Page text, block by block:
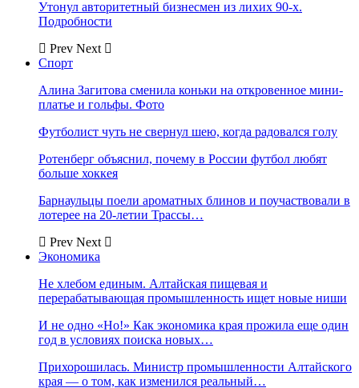
Утонул авторитетный бизнесмен из лихих 90-х.
Подробности
Prev Next
Спорт
Алина Загитова сменила коньки на откровенное мини-
платье и гольфы. Фото
Футболист чуть не свернул шею, когда радовался голу
Ротенберг объяснил, почему в России футбол любят
больше хоккея
Барнаульцы поели ароматных блинов и поучаствовали в
лотерее на 20-летии Трассы…
Prev Next
Экономика
Не хлебом единым. Алтайская пищевая и
перерабатывающая промышленность ищет новые ниши
И не одно «Но!» Как экономика края прожила еще один
год в условиях поиска новых…
Прихорошилась. Министр промышленности Алтайского
края — о том, как изменился реальный…